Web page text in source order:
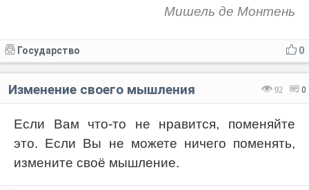
Мишель де Монтень
0
Государство
92 0
Изменение своего мышления
Если Вам что-то не нравится, поменяйте
это. Если Вы не можете ничего поменять,
измените своё мышление.